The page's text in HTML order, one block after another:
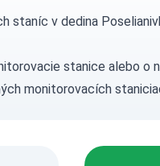
staníc v dedina
stanice alebo o
monitorovacích